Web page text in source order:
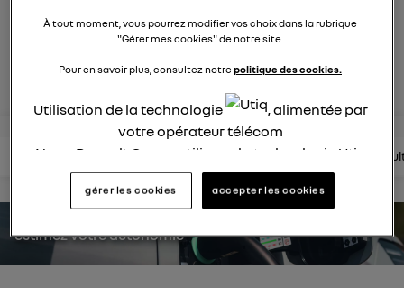
rejoignez
estimez votre autonomie
À tout moment, vous pourrez modifier vos choix dans la rubrique
"Gérer mes cookies" de notre site.
Pour en savoir plus, consultez notrepolitique des cookies.
Utilisation de la technologie
, alimentée par
votre opérateur télécom
Nous, Renault Group, utilisons la technologie Utiq
pour nos activités digitales (telles que décrites
dans cette notice de consentement) et liées à
utilisez une connexion internet fournie parun
opérateur télécom participantet que vous
gérer les cookies accepter les cookies